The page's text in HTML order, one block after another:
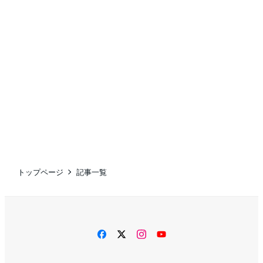
トップページ 記事一覧
facebooktwitterinstagram
YouTube